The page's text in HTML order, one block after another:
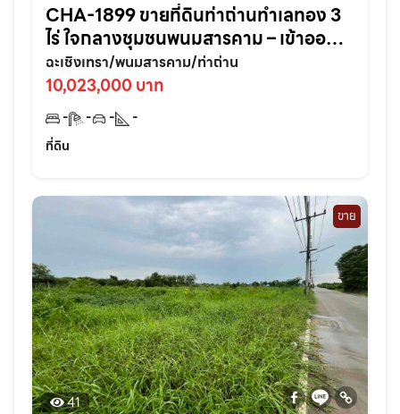
CHA-1899 ขายที่ดินท่าถ่านทำเลทอง 3
ไร่ ใจกลางชุมชนพนมสารคาม – เข้าออก
สะดวก ใกล้ถนนใหญ่3076เพียง 70 เมตร
จ.ฉะเชิงเทรา
ฉะเชิงเทรา/พนมสารคาม/ท่าถ่าน
10,023,000 บาท
- - -
-
ที่ดิน
ขาย
41